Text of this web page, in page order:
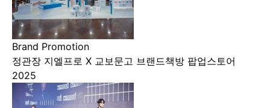
Brand Promotion
정관장 지엘프로 X 교보문고 브랜드책방 팝업스토어
2025